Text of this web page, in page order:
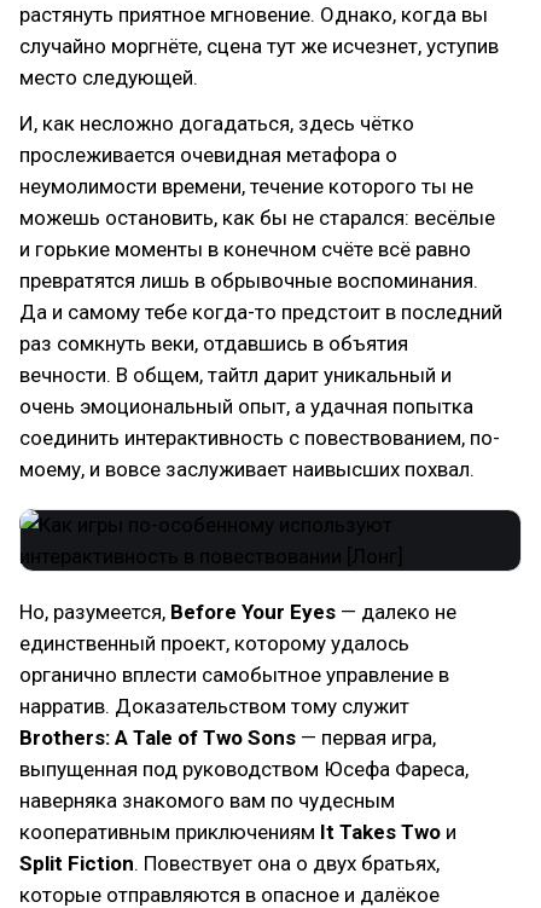
растянуть приятное мгновение. Однако, когда вы
случайно моргнёте, сцена тут же исчезнет, уступив
место следующей.
И, как несложно догадаться, здесь чётко
прослеживается очевидная метафора о
неумолимости времени, течение которого ты не
можешь остановить, как бы не старался: весёлые
и горькие моменты в конечном счёте всё равно
превратятся лишь в обрывочные воспоминания.
Да и самому тебе когда-то предстоит в последний
раз сомкнуть веки, отдавшись в объятия
вечности. В общем, тайтл дарит уникальный и
очень эмоциональный опыт, а удачная попытка
соединить интерактивность с повествованием, по-
моему, и вовсе заслуживает наивысших похвал.
Но, разумеется, Before Your Eyes — далеко не
единственный проект, которому удалось
органично вплести самобытное управление в
нарратив. Доказательством тому служит
Brothers: A Tale of Two Sons — первая игра,
выпущенная под руководством Юсефа Фареса,
наверняка знакомого вам по чудесным
кооперативным приключениям It Takes Two и
Split Fiction. Повествует она о двух братьях,
которые отправляются в опасное и далёкое